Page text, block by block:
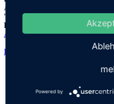
Altnordisch,
"āss" + "mund"
Herkunftsname:
Ásmundr
Datenschutz
Powered by